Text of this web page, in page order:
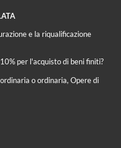
e la riqualificazione
per l'acquisto di beni finiti?
o ordinaria, Opere di